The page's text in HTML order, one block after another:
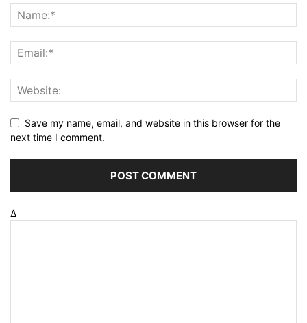
Save my name, email, and website in this browser for the
next time I comment.
Δ